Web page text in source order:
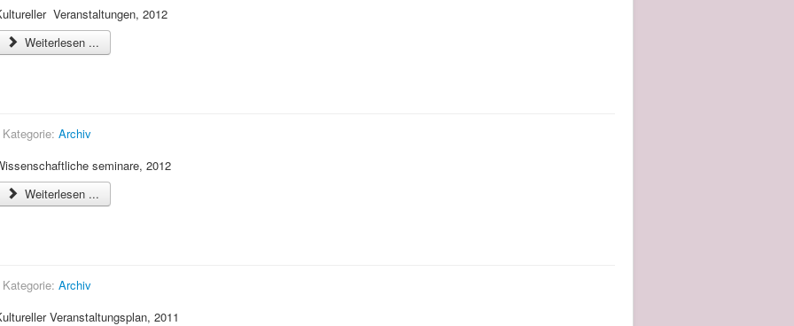
Veranstaltungen, 2012
Weiterlesen ...
Kategorie: Archiv
seminare, 2012
Weiterlesen ...
Kategorie: Archiv
Veranstaltungsplan, 2011